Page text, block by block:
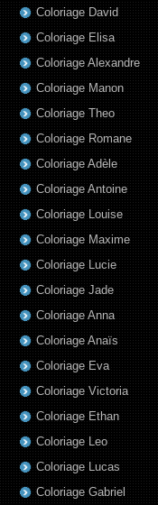
Coloriage David
Coloriage Elisa
Coloriage Alexandre
Coloriage Manon
Coloriage Theo
Coloriage Romane
Coloriage Adèle
Coloriage Antoine
Coloriage Louise
Coloriage Maxime
Coloriage Lucie
Coloriage Jade
Coloriage Anna
Coloriage Anaïs
Coloriage Eva
Coloriage Victoria
Coloriage Ethan
Coloriage Leo
Coloriage Lucas
Coloriage Gabriel